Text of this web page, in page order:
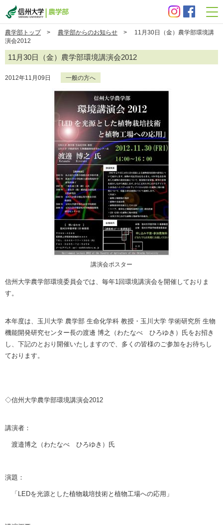
農学部トップ> 農学部からのお知らせ > 11月30日（金）農学部環境講
演会2012
11月30日（金）農学部環境講演会2012
2012年11月09日 一般の方へ
講演会ポスター
信州大学農学部環境委員会では、毎年1回環境講演会を開催しておりま
す。
本年度は、玉川大学 農学部 生命化学科 教授・玉川大学 学術研究所 生物
機能開発研究センター長の渡邊 博之（わたなべ ひろゆき）氏をお招き
し、下記のとおり開催いたしますので、多くの皆様のご参加をお待ちし
ております。
◇信州大学農学部環境講演会2012
講演者：
渡邉博之（わたなべ ひろゆき）氏
演題：
「LEDを光源とした植物栽培技術と植物工場への応用」